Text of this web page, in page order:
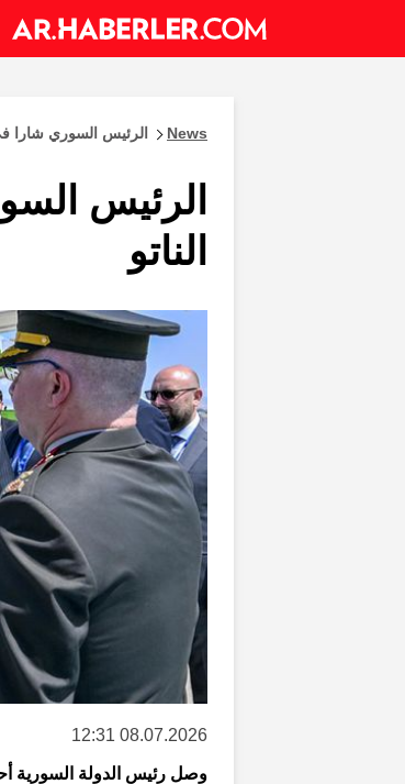
News الرئيس السوري شارا
الرئيس
الناتو
08.07.2026 12:31
وصل رئيس الدولة السورية